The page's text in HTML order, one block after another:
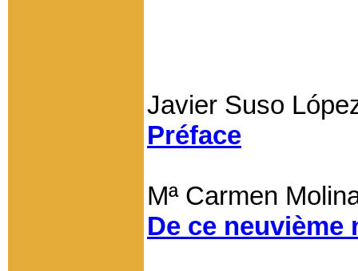
Javier Suso
Préface
Mª Carmen
De ce neuvième